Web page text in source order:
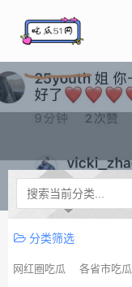
分类筛选
网红圈吃瓜 各省市吃瓜